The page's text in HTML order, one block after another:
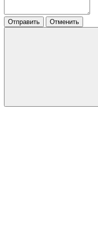
Отправить Отменить